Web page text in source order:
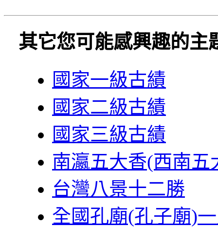
其它您可能感興趣的主
國家一級古績
國家二級古績
國家三級古績
南瀛五大香(西南五
台灣八景十二勝
全國孔廟(孔子廟)